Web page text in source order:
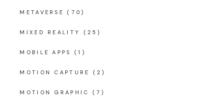
METAVERSE (70)
MIXED REALITY (25)
MOBILE APPS (1)
MOTION CAPTURE (2)
MOTION GRAPHIC (7)